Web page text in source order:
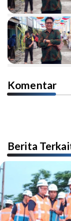
Komentar
Berita